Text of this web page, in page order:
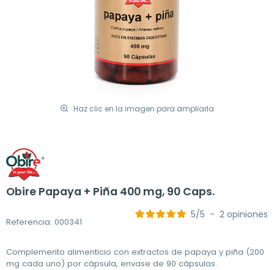
Haz clic en la imagen para ampliarla
Obire Papaya + Piña 400 mg, 90 Caps.
Referencia: 000341
5/5 - 2 opiniones
Complemento alimenticio con extractos de papaya y piña (200
mg cada uno) por cápsula, envase de 90 cápsulas.